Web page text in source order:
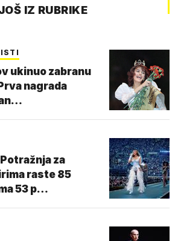
IZ RUBRIKE
ukinuo zabranu
za
raste 85
53 p…